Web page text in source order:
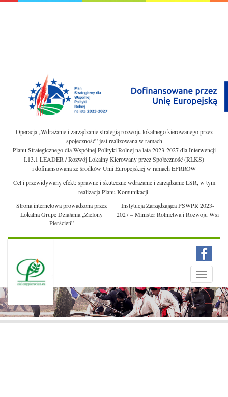
Operacja „Wdrażanie i zarządzanie strategią rozwoju lokalnego kierowanego przez
społeczność” jest realizowana w ramach
Planu Strategicznego dla Wspólnej Polityki Rolnej na lata 2023-2027 dla Interwencji
I.13.1 LEADER / Rozwój Lokalny Kierowany przez Społeczność (RLKS)
i dofinansowana ze środków Unii Europejskiej w ramach EFRROW
Cel i przewidywany efekt: sprawne i skuteczne wdrażanie i zarządzanie LSR, w tym
realizacja Planu Komunikacji.
Strona internetowa prowadzona przez
Lokalną Grupę Działania „Zielony
Pierścień”
Instytucja Zarządzająca PSWPR 2023-
2027 – Minister Rolnictwa i Rozwoju Wsi
Toggle
Menu